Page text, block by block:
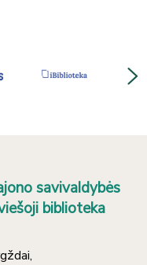
savivaldybės
biblioteka